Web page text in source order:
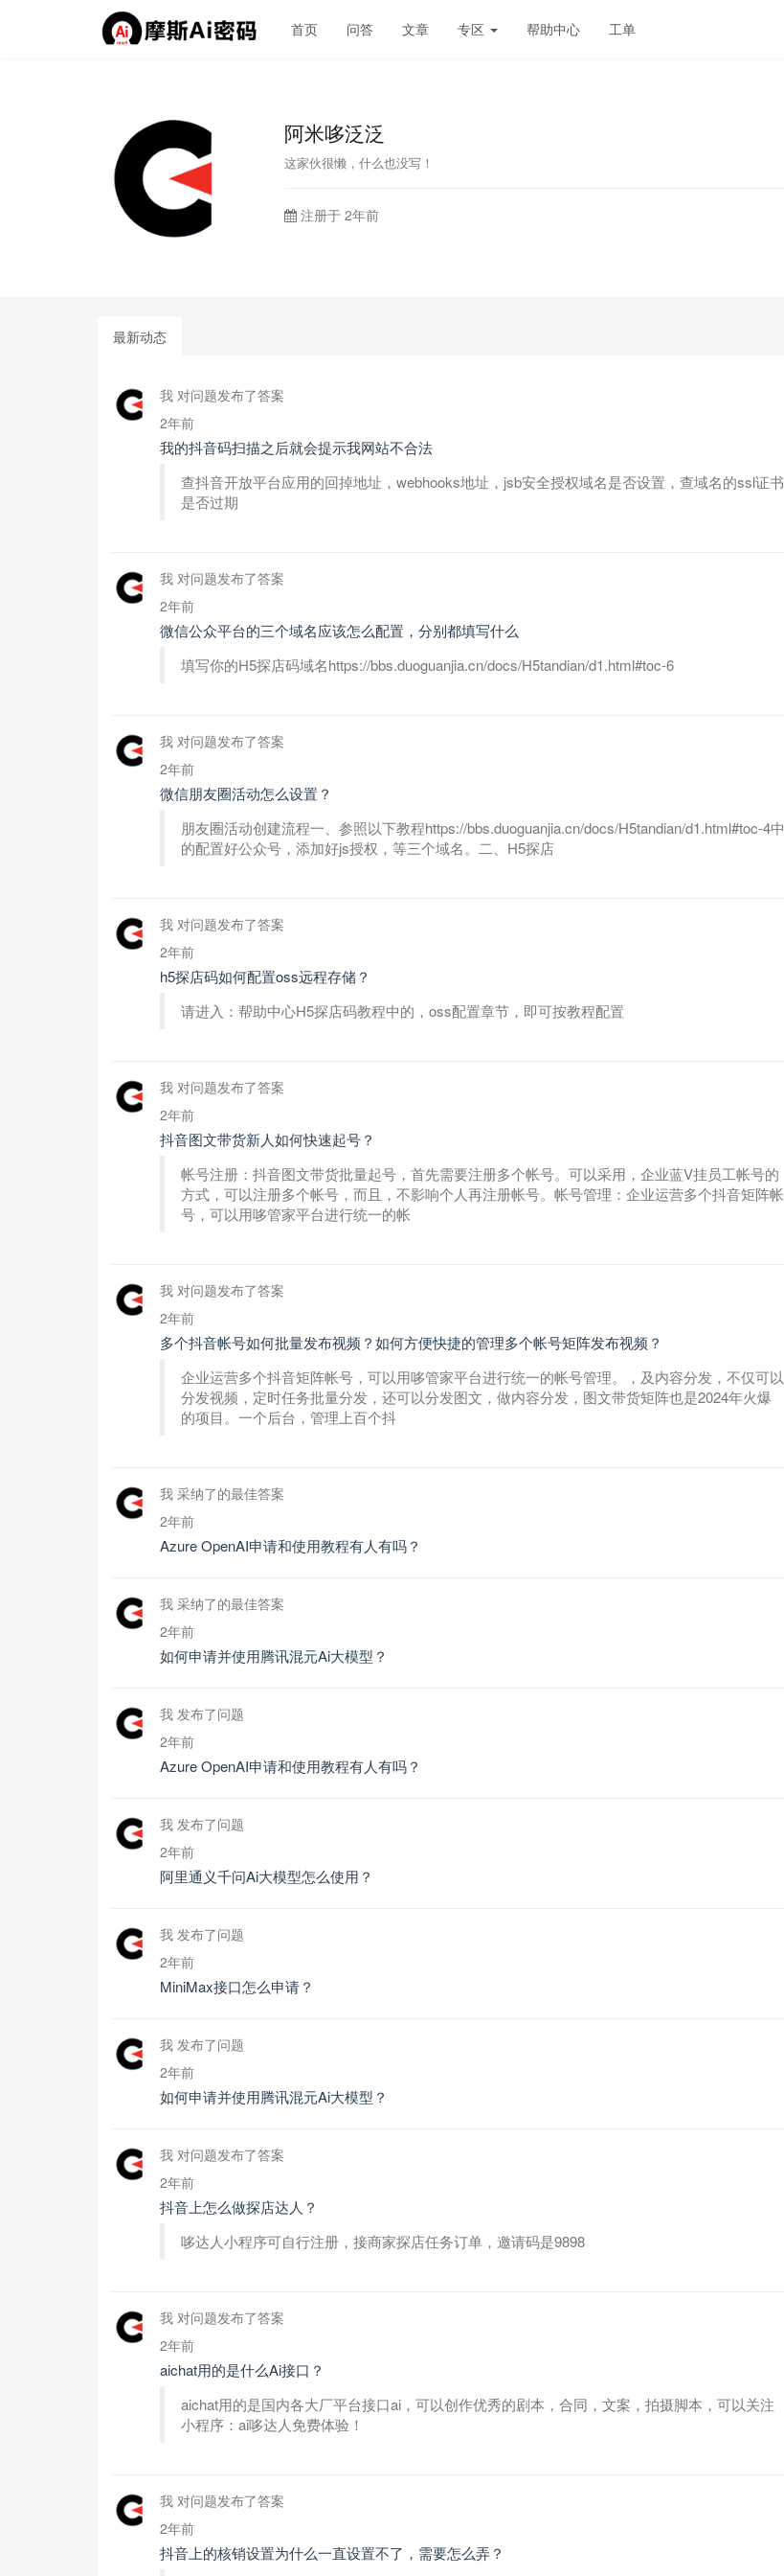
首页 问答 文章 专区 帮助中心 工单
阿米哆泛泛
这家伙很懒，什么也没写！
注册于 2年前
最新动态
我 对问题发布了答案
2年前
我的抖音码扫描之后就会提示我网站不合法
查抖音开放平台应用的回掉地址，webhooks地址，jsb安全授权域名是否设置，查域名的ssl证书
是否过期
我 对问题发布了答案
2年前
微信公众平台的三个域名应该怎么配置，分别都填写什么
填写你的H5探店码域名https://bbs.duoguanjia.cn/docs/H5tandian/d1.html#toc-6
我 对问题发布了答案
2年前
微信朋友圈活动怎么设置？
朋友圈活动创建流程一、参照以下教程https://bbs.duoguanjia.cn/docs/H5tandian/d1.html#toc-4中
的配置好公众号，添加好js授权，等三个域名。二、H5探店
我 对问题发布了答案
2年前
h5探店码如何配置oss远程存储？
请进入：帮助中心H5探店码教程中的，oss配置章节，即可按教程配置
我 对问题发布了答案
2年前
抖音图文带货新人如何快速起号？
帐号注册：抖音图文带货批量起号，首先需要注册多个帐号。可以采用，企业蓝V挂员工帐号的
方式，可以注册多个帐号，而且，不影响个人再注册帐号。帐号管理：企业运营多个抖音矩阵帐
号，可以用哆管家平台进行统一的帐
我 对问题发布了答案
2年前
多个抖音帐号如何批量发布视频？如何方便快捷的管理多个帐号矩阵发布视频？
企业运营多个抖音矩阵帐号，可以用哆管家平台进行统一的帐号管理。，及内容分发，不仅可以
分发视频，定时任务批量分发，还可以分发图文，做内容分发，图文带货矩阵也是2024年火爆
的项目。一个后台，管理上百个抖
我 采纳了的最佳答案
2年前
Azure OpenAI申请和使用教程有人有吗？
我 采纳了的最佳答案
2年前
如何申请并使用腾讯混元Ai大模型？
我 发布了问题
2年前
Azure OpenAI申请和使用教程有人有吗？
我 发布了问题
2年前
阿里通义千问Ai大模型怎么使用？
我 发布了问题
2年前
MiniMax接口怎么申请？
我 发布了问题
2年前
如何申请并使用腾讯混元Ai大模型？
我 对问题发布了答案
2年前
抖音上怎么做探店达人？
哆达人小程序可自行注册，接商家探店任务订单，邀请码是9898
我 对问题发布了答案
2年前
aichat用的是什么Ai接口？
aichat用的是国内各大厂平台接口ai，可以创作优秀的剧本，合同，文案，拍摄脚本，可以关注
小程序：ai哆达人免费体验！
我 对问题发布了答案
2年前
抖音上的核销设置为什么一直设置不了，需要怎么弄？